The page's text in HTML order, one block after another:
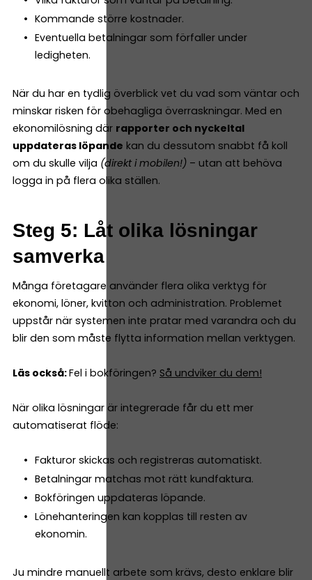
Kommande större kostnader.
Eventuella betalningar som förfaller under
ledigheten.
När du har en tydlig överblick vet du vad som väntar och
minskar risken för obehagliga överraskningar. Med en
ekonomilösning där rapporter och nyckeltal
uppdateras löpande kan du dessutom snabbt få koll
om du skulle vilja (direkt i mobilen!) – utan att behöva
logga in på flera olika ställen.
Steg 5: Låt olika lösningar
samverka
Många företagare använder flera olika verktyg för
ekonomi, löner, kvitton och administration. Problemet
uppstår när systemen inte pratar med varandra och du
blir den som måste flytta information mellan verktygen.
Läs också:Fel i bokföringen? Så undviker du dem!
När olika lösningar är integrerade får du ett mer
automatiserat flöde:
Fakturor skickas och registreras automatiskt.
Betalningar matchas mot rätt kundfaktura.
Bokföringen uppdateras löpande.
Lönehanteringen kan kopplas till resten av
ekonomin.
Ju mindre manuellt arbete som krävs, desto enklare blir